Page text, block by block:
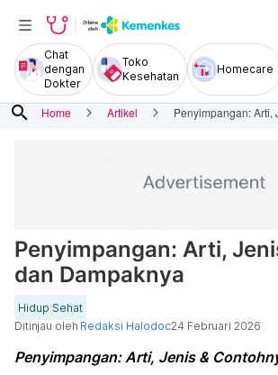
Chat
dengan
Dokter
Toko
Kesehatan
Homecare
search Home Artikel Penyimpangan: Arti,
Penyimpangan: Arti,
dan Dampaknya
Hidup Sehat
Ditinjau oleh Redaksi Halodoc24 Februari 2026
Penyimpangan: Arti, Jenis &